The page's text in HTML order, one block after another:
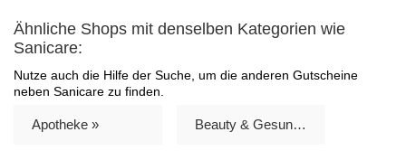
Ähnliche Shops mit denselben Kategorien wie
Sanicare:
Nutze auch die Hilfe der Suche, um die anderen Gutscheine
neben Sanicare zu finden.
Apotheke » Beauty & Gesundheit »